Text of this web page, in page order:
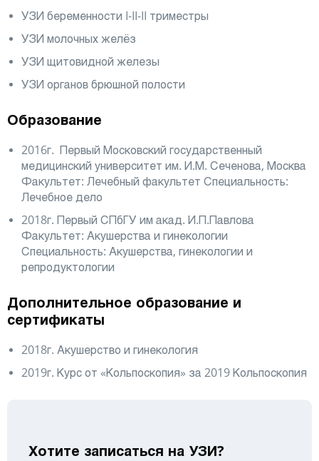
УЗИ беременности I-II-II триместры
УЗИ молочных желёз
УЗИ щитовидной железы
УЗИ органов брюшной полости
Образование
2016г. Первый Московский государственный
медицинский университет им. И.М. Сеченова, Москва
Факультет: Лечебный факультет Специальность:
Лечебное дело
2018г. Первый СПбГУ им акад. И.П.Павлова
Факультет: Акушерства и гинекологии
Специальность: Акушерства, гинекологии и
репродуктологии
Дополнительное образование и
сертификаты
2018г. Акушерство и гинекология
2019г. Курс от «Кольпоскопия» за 2019 Кольпоскопия
Хотите записаться на УЗИ?